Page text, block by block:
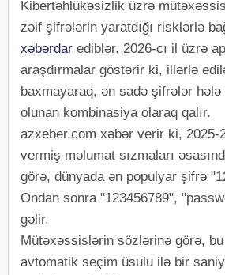
Kibertəhlükəsizlik üzrə
zəif şifrələrin yaratdığı risklərlə
xəbərdar ediblər. 2026-cı il üzrə
araşdırmalar göstərir ki, illərlə
baxmayaraq, ən sadə şifrələr
olunan kombinasiya olaraq qalır.
azxeber.com xəbər verir ki, 2025-
vermiş məlumat sızmaları
görə, dünyada ən populyar şifrə
Ondan sonra "123456789",
gəlir.
Mütəxəssislərin sözlərinə görə,
avtomatik seçim üsulu ilə bir